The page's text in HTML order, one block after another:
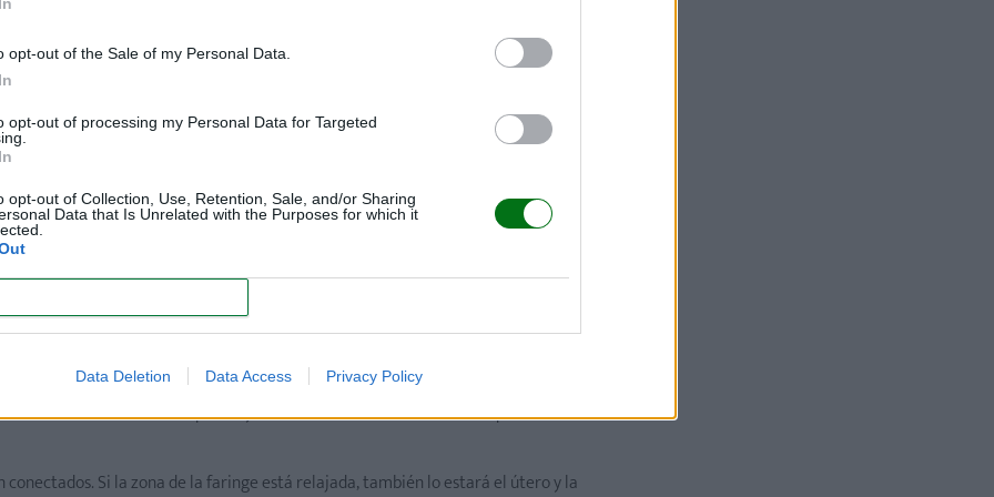
opt-out of the Sale of my Personal Data.
opt-out of processing my Personal Data for Targeted
opt-out of Collection, Use, Retention, Sale, and/or Sharing
Data that Is Unrelated with the Purposes for which it
Data Deletion Data Access Privacy Policy
el embarazo, existen una serie de técnicas que te permiten
forma de crear, desde el primer momento, un precioso vínculo de
comunicarte con tu hijo.
embarazo, creando imágenes mentales, la mamá ya puede sintonizar con el
consciente.
vocales forman ondas sonoras que llegan al feto, con su consecuente carga
el recogimiento, una situación ideal para que la mamá se sienta y sintonice con
forma determinada de respirar, ayuda a liberar neurotransmisores, que suscitan
Si la zona de la faringe está relajada, también lo estará el útero y la